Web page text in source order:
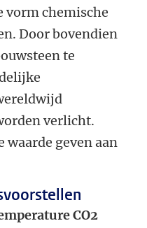
vorm chemische
Door bovendien
te
verlicht.
waarde geven aan
CO2